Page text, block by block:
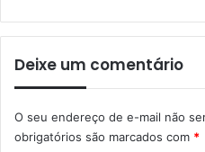
Deixe um comentário
O seu endereço de e-mail não
obrigatórios são marcados com *